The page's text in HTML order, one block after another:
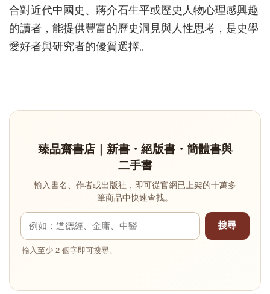
合對近代中國史、蔣介石生平或歷史人物心理感興趣
的讀者，能提供豐富的歷史洞見與人性思考，是史學
愛好者與研究者的優質選擇。